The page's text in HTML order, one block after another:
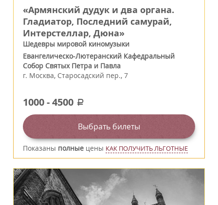
«Армянский дудук и два органа.
Гладиатор, Последний самурай,
Интерстеллар, Дюна»
Шедевры мировой киномузыки
Евангелическо-Лютеранский Кафедральный
Собор Святых Петра и Павла
г. Москва, Старосадский пер., 7
1000-4500 a
Выбрать билеты
Показаны полные цены КАК ПОЛУЧИТЬ ЛЬГОТНЫЕ